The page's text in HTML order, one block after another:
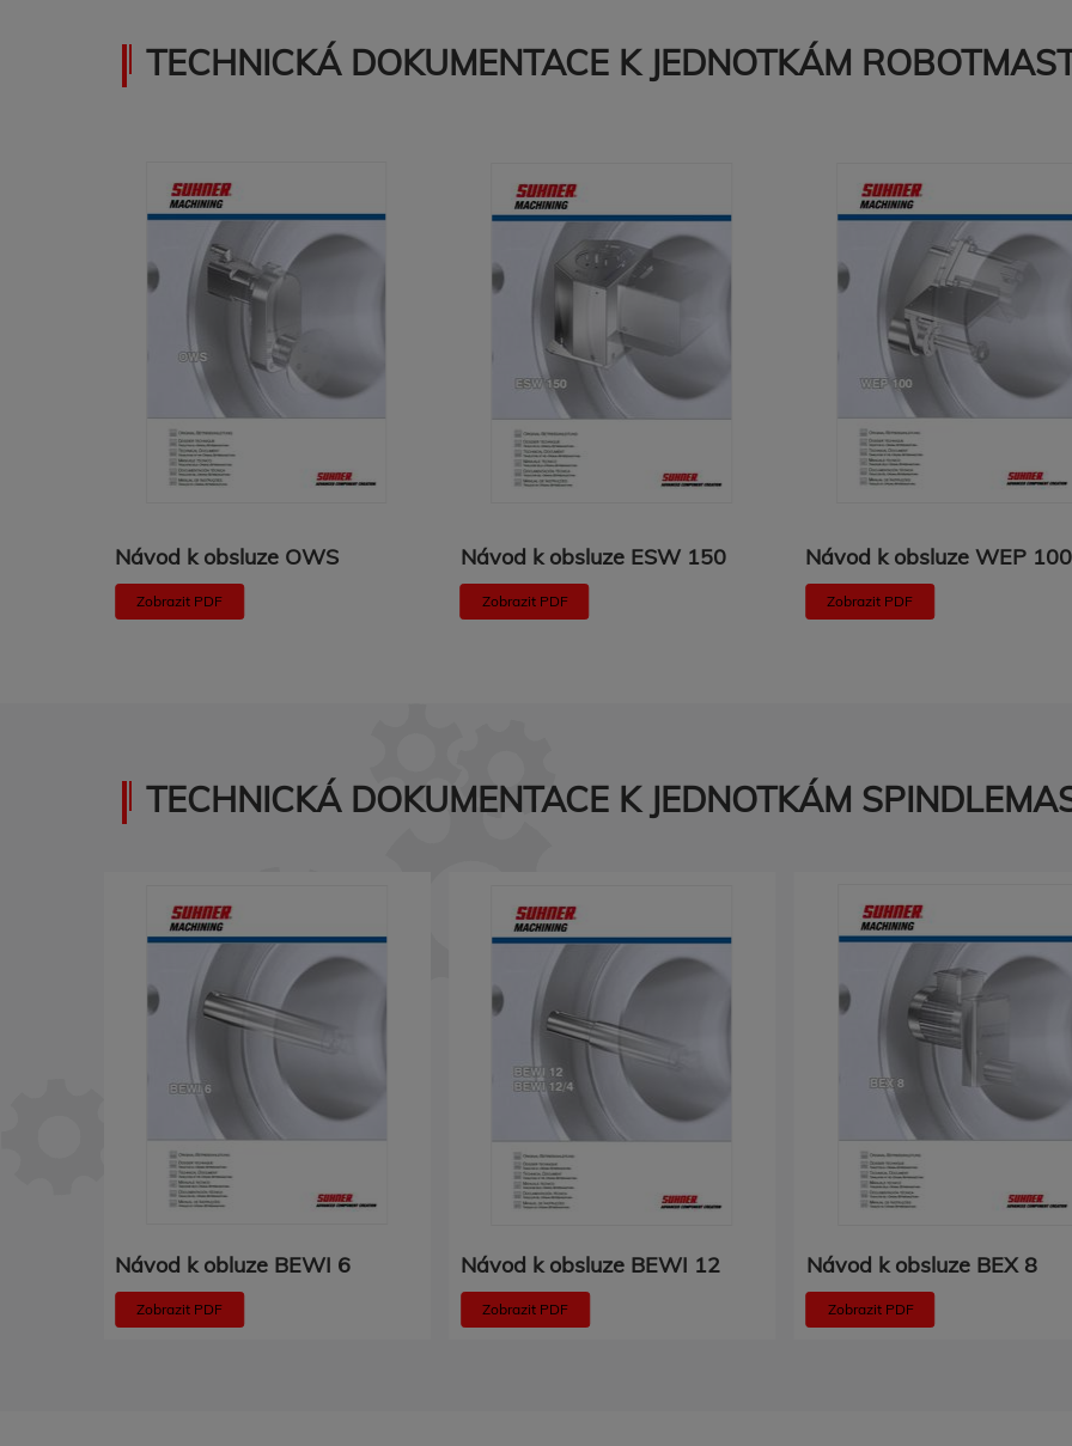
TECHNICKÁ DOKUMENTACE K JEDNOTKÁM
Návod k obsluze OWS
Zobrazit PDF
Návod k obsluze ESW 150
Zobrazit PDF
Návod k obsluze WEP 100
Zobrazit PDF
TECHNICKÁ DOKUMENTACE K JEDNOTKÁM
Návod k obluze BEWI 6
Zobrazit PDF
Návod k obsluze BEWI 12
Zobrazit PDF
Návod k obsluze BEX 8
Zobrazit PDF